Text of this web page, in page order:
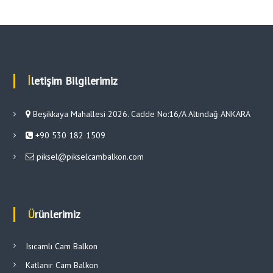
İletişim Bilgilerimiz
Beşikkaya Mahallesi 2026. Cadde No:16/A Altındağ ANKARA
+90 530 182 1509
piksel@pikselcambalkon.com
Ürünlerimiz
Isıcamlı Cam Balkon
Katlanır Cam Balkon